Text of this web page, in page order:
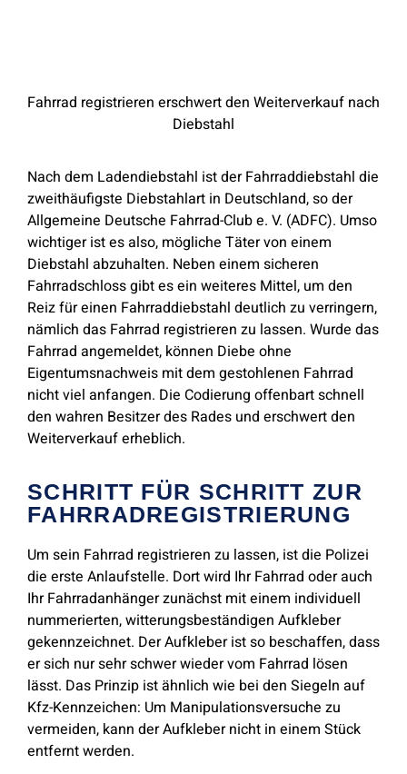
Fahrrad registrieren erschwert den Weiterverkauf nach
Diebstahl
Nach dem Ladendiebstahl ist der Fahrraddiebstahl die
zweithäufigste Diebstahlart in Deutschland, so der
Allgemeine Deutsche Fahrrad-Club e. V. (ADFC). Umso
wichtiger ist es also, mögliche Täter von einem
Diebstahl abzuhalten. Neben einem sicheren
Fahrradschloss gibt es ein weiteres Mittel, um den
Reiz für einen Fahrraddiebstahl deutlich zu verringern,
nämlich das Fahrrad registrieren zu lassen. Wurde das
Fahrrad angemeldet, können Diebe ohne
Eigentumsnachweis mit dem gestohlenen Fahrrad
nicht viel anfangen. Die Codierung offenbart schnell
den wahren Besitzer des Rades und erschwert den
Weiterverkauf erheblich.
SCHRITT FÜR SCHRITT ZUR
FAHRRADREGISTRIERUNG
Um sein Fahrrad registrieren zu lassen, ist die Polizei
die erste Anlaufstelle. Dort wird Ihr Fahrrad oder auch
Ihr Fahrradanhänger zunächst mit einem individuell
nummerierten, witterungsbeständigen Aufkleber
gekennzeichnet. Der Aufkleber ist so beschaffen, dass
er sich nur sehr schwer wieder vom Fahrrad lösen
lässt. Das Prinzip ist ähnlich wie bei den Siegeln auf
Kfz-Kennzeichen: Um Manipulationsversuche zu
vermeiden, kann der Aufkleber nicht in einem Stück
entfernt werden.